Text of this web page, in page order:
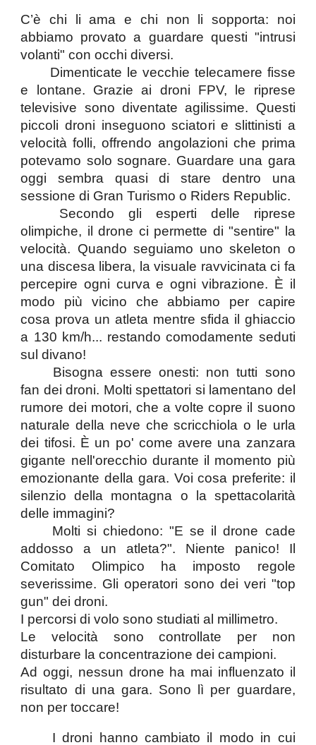
​C’è chi li ama e chi non li sopporta: noi
abbiamo provato a guardare questi "intrusi
volanti" con occhi diversi.
Dimenticate le vecchie telecamere fisse
e lontane. Grazie ai droni FPV, le riprese
televisive sono diventate agilissime. Questi
piccoli droni inseguono sciatori e slittinisti a
velocità folli, offrendo angolazioni che prima
potevamo solo sognare. Guardare una gara
oggi sembra quasi di stare dentro una
sessione di Gran Turismo o Riders Republic.
Secondo gli esperti delle riprese
olimpiche, il drone ci permette di "sentire" la
velocità. Quando seguiamo uno skeleton o
una discesa libera, la visuale ravvicinata ci fa
percepire ogni curva e ogni vibrazione. È il
modo più vicino che abbiamo per capire
cosa prova un atleta mentre sfida il ghiaccio
a 130 km/h... restando comodamente seduti
sul divano!
Bisogna essere onesti: non tutti sono
fan dei droni. Molti spettatori si lamentano del
rumore dei motori, che a volte copre il suono
naturale della neve che scricchiola o le urla
dei tifosi. È un po' come avere una zanzara
gigante nell'orecchio durante il momento più
emozionante della gara. Voi cosa preferite: il
silenzio della montagna o la spettacolarità
delle immagini?
Molti si chiedono: "E se il drone cade
addosso a un atleta?". Niente panico! Il
Comitato Olimpico ha imposto regole
severissime. Gli operatori sono dei veri "top
gun" dei droni.
​I percorsi di volo sono studiati al millimetro.
​Le velocità sono controllate per non
disturbare la concentrazione dei campioni.
Ad oggi, nessun drone ha mai influenzato il
risultato di una gara. Sono lì per guardare,
non per toccare!
I droni hanno cambiato il modo in cui